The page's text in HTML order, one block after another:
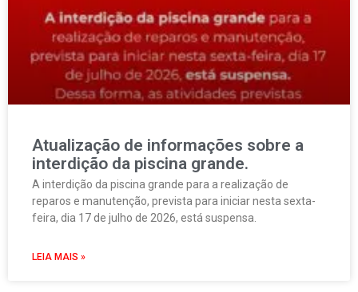
Atualização de informações sobre a
interdição da piscina grande.
A interdição da piscina grande para a realização de
reparos e manutenção, prevista para iniciar nesta sexta-
feira, dia 17 de julho de 2026, está suspensa.
LEIA MAIS »